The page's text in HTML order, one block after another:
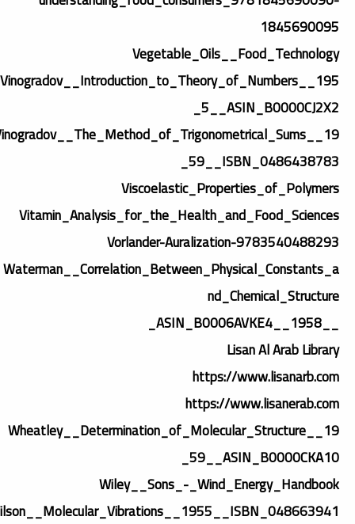
1845690095
Vegetable_Oils__Food_Technology
Vinogradov__Introduction_to_Theory_of_Numbers__195
5__ASIN_B0000CJ2X2_
59__ISBN_0486438783_
Viscoelastic_Properties_of_Polymers
Vitamin_Analysis_for_the_Health_and_Food_Sciences
Vorlander-Auralization-9783540488293
Waterman__Correlation_Between_Physical_Constants_a
nd_Chemical_Structure
__1958__ASIN_B0006AVKE4_
Lisan Al Arab Library
https://www.lisanarb.com
https://www.lisanerab.com
Wheatley__Determination_of_Molecular_Structure__19
59__ASIN_B0000CKA10_
Wiley__Sons_-_Wind_Energy_Handbook